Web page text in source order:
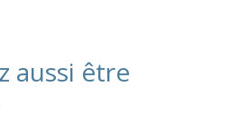
aussi être